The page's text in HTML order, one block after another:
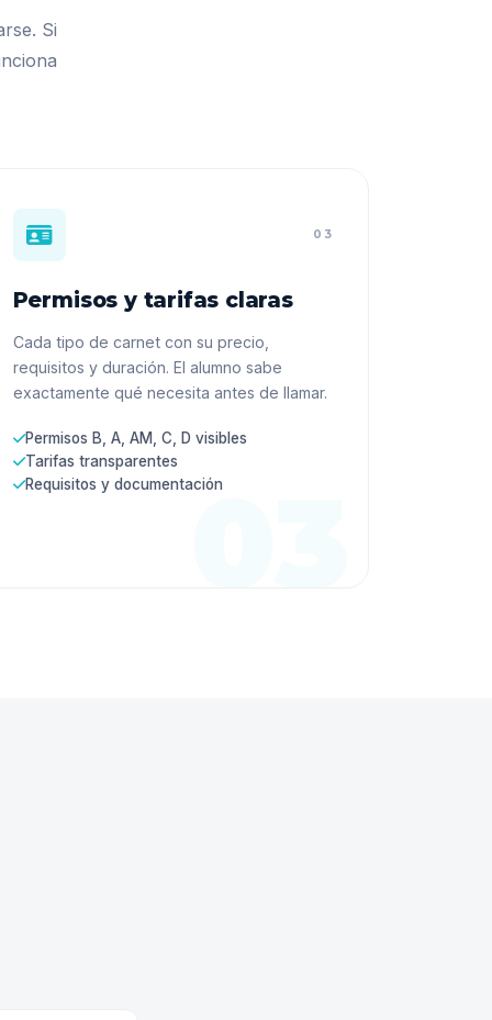
Si
03
Permisos y tarifas claras
Cada tipo de carnet con su precio,
requisitos y duración. El alumno sabe
exactamente qué necesita antes de llamar.
Permisos B, A, AM, C, D visibles
Tarifas transparentes
Requisitos y documentación